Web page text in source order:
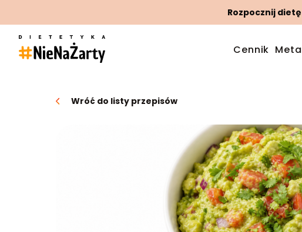
Rozpocznij
Cennik
Wróć do listy przepisów